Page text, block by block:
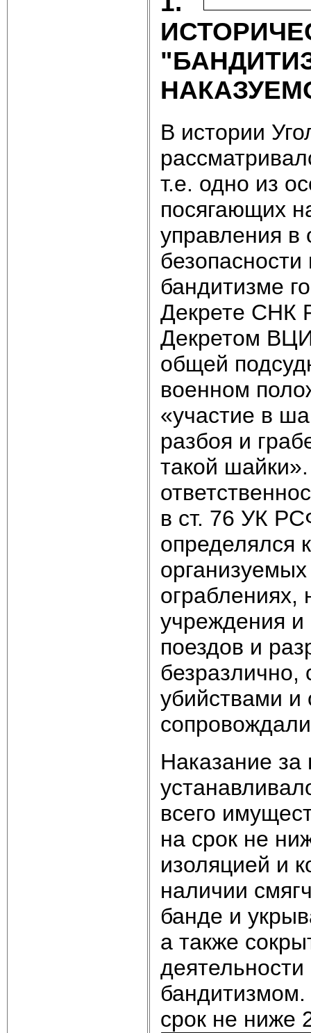
В истории
т.е. одно из
посягающих
управления в
бандитизме
Декрете СНК
Декретом
общей
военном
«участие в
разбоя и
такой
в ст. 76 УК
определялся
ограблениях,
учреждения и
поездов и
безразлично,
убийствами и
Наказание за
всего
на срок не
изоляцией и
наличии
банде и
а также
срок не ниже